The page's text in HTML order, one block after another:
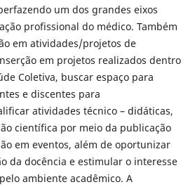
um dos grandes eixos
profissional do médico. Também
em atividades/projetos de
em projetos realizados dentro
Coletiva, buscar espaço para
e discentes para
atividades técnico – didáticas,
científica por meio da publicação
em eventos, além de oportunizar
da docência e estimular o interesse
ambiente acadêmico. A